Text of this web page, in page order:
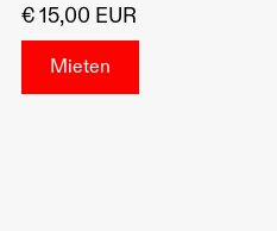
€ 15,00 EUR